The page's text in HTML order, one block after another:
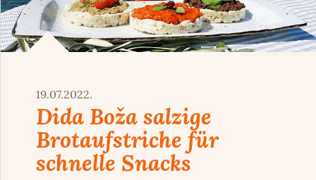
19.07.2022.
Dida Boža salzige
Brotaufstriche für
schnelle Snacks